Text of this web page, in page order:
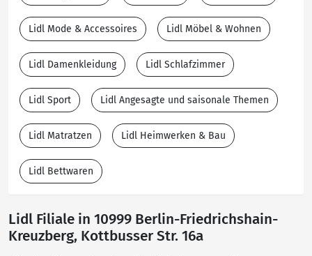
Lidl Mode & Accessoires Lidl Möbel & Wohnen
Lidl Damenkleidung Lidl Schlafzimmer
Lidl Sport Lidl Angesagte und saisonale Themen
Lidl Matratzen Lidl Heimwerken & Bau
Lidl Bettwaren
Lidl Filiale in 10999 Berlin-Friedrichshain-
Kreuzberg, Kottbusser Str. 16a